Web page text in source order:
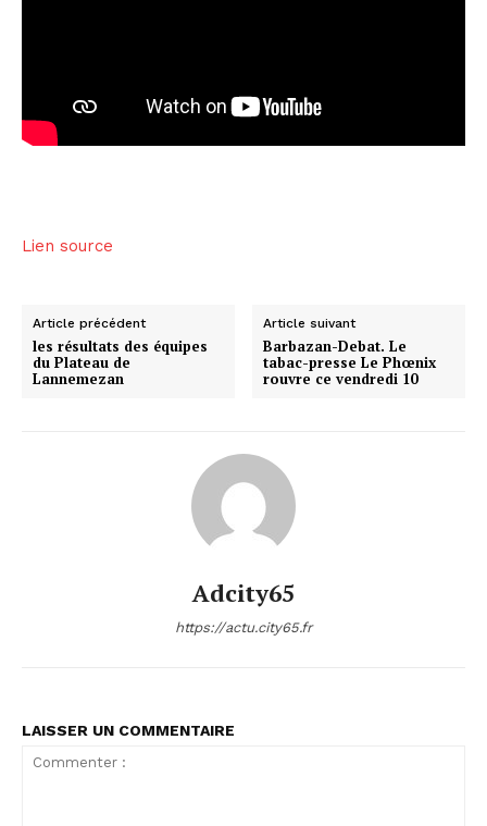
Lien source
Article précédent
les résultats des équipes
du Plateau de
Lannemezan
Article suivant
Barbazan-Debat. Le
tabac-presse Le Phœnix
rouvre ce vendredi 10
Adcity65
https://actu.city65.fr
LAISSER UN COMMENTAIRE